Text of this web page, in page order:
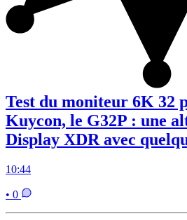
Test du moniteur 6K 32
Kuycon, le G32P : une
Display XDR avec
10:44
• 0